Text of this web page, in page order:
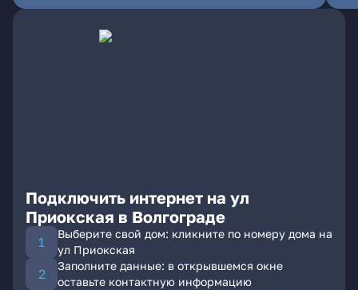
Подключить интернет на ул
Приокская в Волгограде
Выберите свой дом: кликните по номеру дома на
ул Приокская
Заполните данные: в открывшемся окне
оставьте контактную информацию